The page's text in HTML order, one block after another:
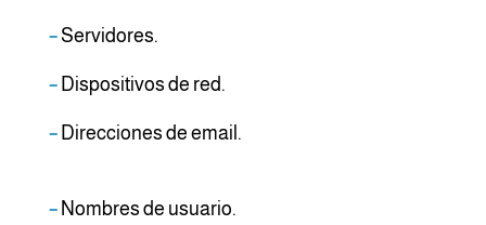
–Servidores.
–Dispositivos de red.
–Direcciones de email.
–Nombres de usuario.